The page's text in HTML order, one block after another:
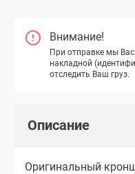
Внимание!
При отправке мы
накладной
отследить Ваш груз.
Описание
Оригинальный